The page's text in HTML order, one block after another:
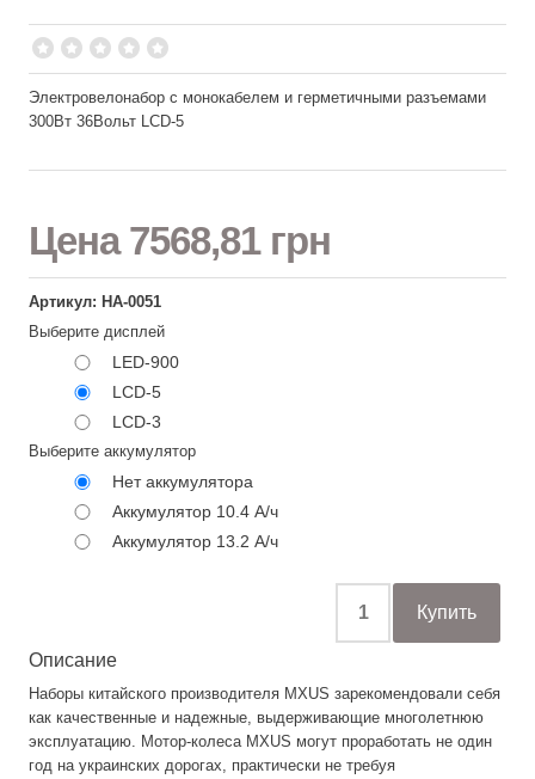
Электровелонабор с монокабелем и герметичными разъемами
300Вт 36Вольт LCD-5
Цена7568,81 грн
Артикул: НА-0051
Выберите дисплей
LED-900
LCD-5
LCD-3
Выберите аккумулятор
Нет аккумулятора
Аккумулятор 10.4 А/ч
Аккумулятор 13.2 А/ч
Описание
Наборы китайского производителя MXUS зарекомендовали себя
как качественные и надежные, выдерживающие многолетнюю
эксплуатацию. Мотор-колеса MXUS могут проработать не один
год на украинских дорогах, практически не требуя